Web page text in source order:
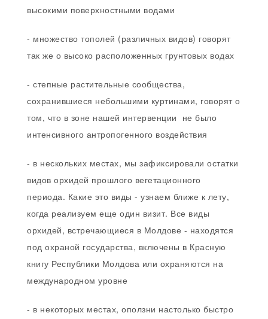
высокими поверхностными водами
- множество тополей (различных видов) говорят
так же о высоко расположенных грунтовых водах
- степные растительные сообщества,
сохранившиеся небольшими куртинами, говорят о
том, что в зоне нашей интервенции не было
интенсивного антропогенного воздействия
- в нескольких местах, мы зафиксировали остатки
видов орхидей прошлого вегетационного
периода. Какие это виды - узнаем ближе к лету,
когда реализуем еще один визит. Все виды
орхидей, встречающиеся в Молдове - находятся
под охраной государства, включены в Красную
книгу Республики Молдова или охраняются на
международном уровне
- в некоторых местах, оползни настолько быстро